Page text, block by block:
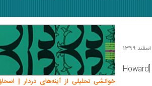
[Howard
خوانشی تحلیلی از آینه‌های دردار |